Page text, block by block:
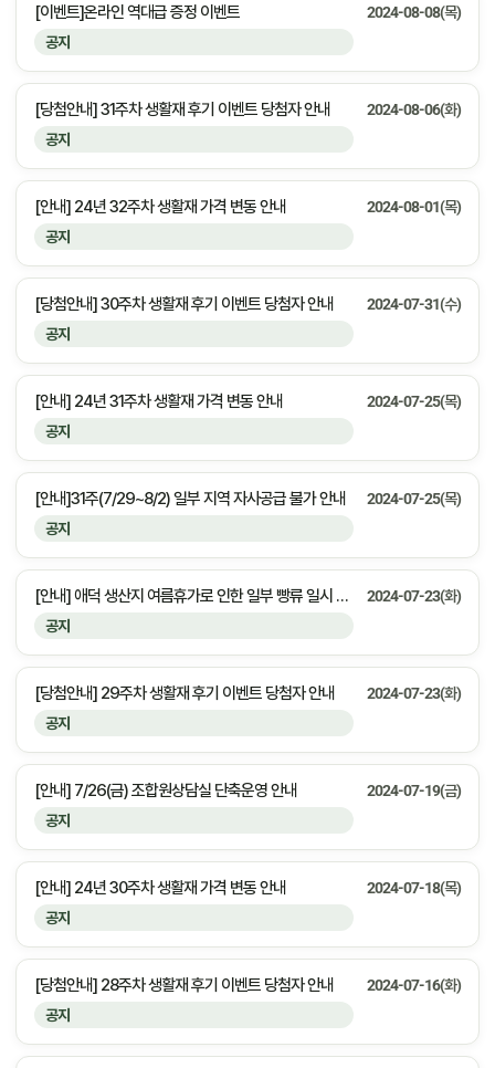
공지
[이벤트]온라인 역대급 증정 이벤트 2024-08-08(목)
공지
[당첨안내] 31주차 생활재 후기 이벤트 당첨자 안내 2024-08-06(화)
공지
[안내] 24년 32주차 생활재 가격 변동 안내 2024-08-01(목)
공지
[당첨안내] 30주차 생활재 후기 이벤트 당첨자 안내 2024-07-31(수)
공지
[안내] 24년 31주차 생활재 가격 변동 안내 2024-07-25(목)
공지
[안내]31주(7/29~8/2) 일부 지역 자사공급 불가 안내 2024-07-25(목)
공지
[안내] 애덕 생산지 여름휴가로 인한 일부 빵류 일시 공급중단 안내 2024-07-23(화)
공지
[당첨안내] 29주차 생활재 후기 이벤트 당첨자 안내 2024-07-23(화)
공지
[안내] 7/26(금) 조합원상담실 단축운영 안내 2024-07-19(금)
공지
[안내] 24년 30주차 생활재 가격 변동 안내 2024-07-18(목)
공지
[당첨안내] 28주차 생활재 후기 이벤트 당첨자 안내 2024-07-16(화)